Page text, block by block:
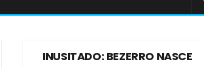
INUSITADO: BEZERRO NASCE